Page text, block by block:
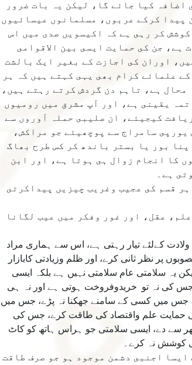
كيا جائے گا، ليكن يہ بات ضرور
پيدا كركے عربوں، مسلمانوں عيسائيوں
كر رہى ہے كہ اكيسويں صدى ميں اس
جن كى حمايت ايسى بين الاقوامى
اوران كى اجازت كے بغير ايک بالشت
علمائے كرام بھى يہى كہتے ہيں كہ ہر
ہے، تاہم دن گردش كرتے رہتے ہيں،
يقينى ہے، اور آپ مشرق ميں روميوں
كيجيئے، ان صليبى حملہ آوروں سے
سامراج سے پوچھيئے جو مراكش،
بور يا بستر باندھ كر كس طرح بھاگ
كا انجام زوال ہى ہوتا ہے، اور ابن
ہے۔
قسم كى عجيب وغريب چيزيں پيداكرتى
عقل، اور غور وفكر ميں عيب لگانا
كےلئے تيار رہتى ہے، اس سے ہمارى مراد
پر نظر ثانى كرے، اور ظلم وزيادتى كابازار
يہ سلامتى عام سلامتى نہيں ہے بلكہ ايسى
جس كى نہ تو خريدوفروخت ہوتى ہے اور نہ ہى
جس ميں كسى كے سامنے جھكنا نہ پڑے، جس ميں
حمايت علم واقتصاد كى طاقت كرے، جس كى
سے دے، ايسى سلامتى جو ہراس ہاتھ كو كاٹ
كوشش نہ كرے۔
اجنبى دشمن موجود ہو جو صرف طاقت